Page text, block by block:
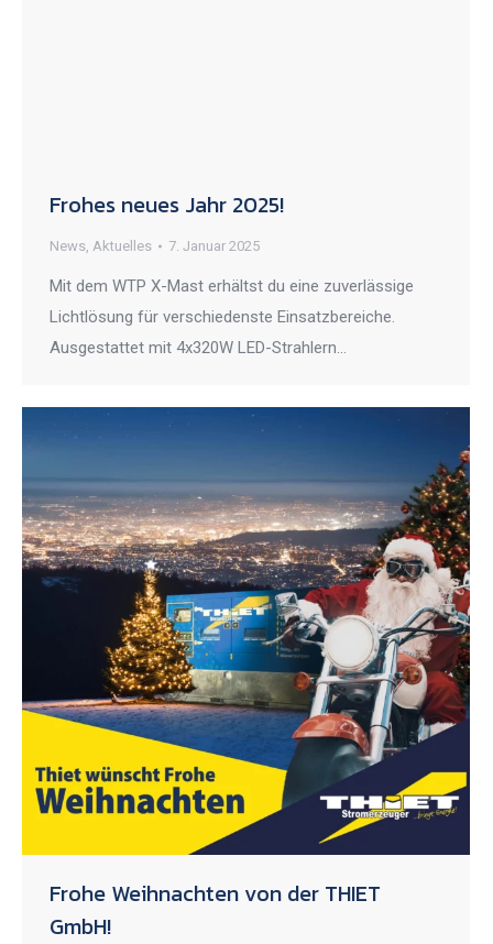
Frohes neues Jahr 2025!
News, Aktuelles 7. Januar 2025
Mit dem WTP X-Mast erhältst du eine zuverlässige
Lichtlösung für verschiedenste Einsatzbereiche.
Ausgestattet mit 4x320W LED-Strahlern…
Frohe Weihnachten von der THIET
GmbH!